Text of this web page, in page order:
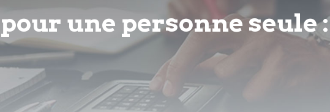
pour une personne seule